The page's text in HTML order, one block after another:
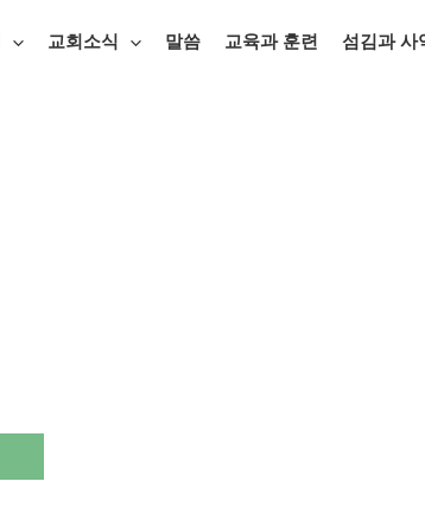
교회소식 말씀 교육과 훈련 섬김과 사